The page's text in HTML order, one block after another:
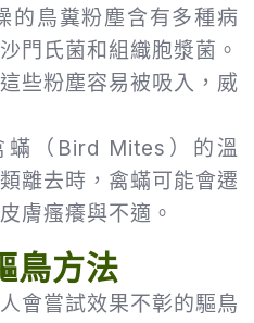
的鳥糞粉塵含有多種病
門氏菌和組織胞漿菌。
些粉塵容易被吸入，威
（Bird Mites）的溫
離去時，禽蟎可能會遷
膚瘙癢與不適。
鳥方法
會嘗試效果不彰的驅鳥